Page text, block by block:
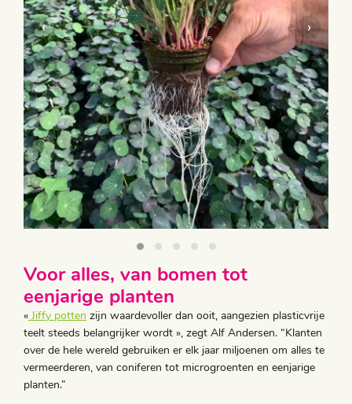
‹ ›
Voor alles, van bomen tot
eenjarige planten
« Jiffy potten zijn waardevoller dan ooit, aangezien plasticvrije
teelt steeds belangrijker wordt », zegt Alf Andersen. “Klanten
over de hele wereld gebruiken er elk jaar miljoenen om alles te
vermeerderen, van coniferen tot microgroenten en eenjarige
planten.”